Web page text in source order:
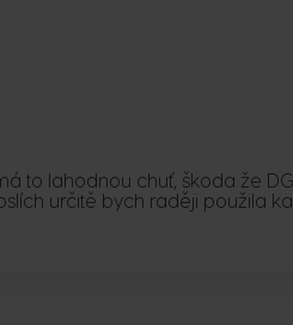
to lahodnou chuť, škoda že DG
určitě bych raději použila